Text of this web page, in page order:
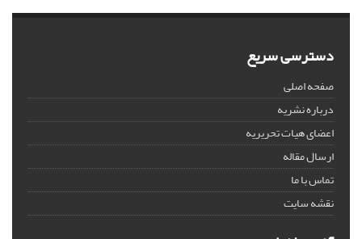
دسترسی سریع
صفحه اصلی
درباره نشریه
اعضای هیات تحریریه
ارسال مقاله
تماس با ما
نقشه سایت